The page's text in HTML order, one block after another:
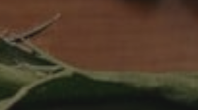
ESC to close